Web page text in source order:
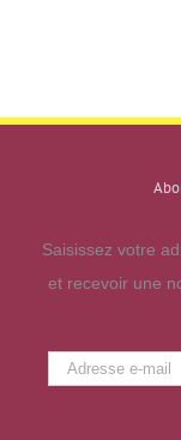
Saisissez votre
et recevoir une
Adresse